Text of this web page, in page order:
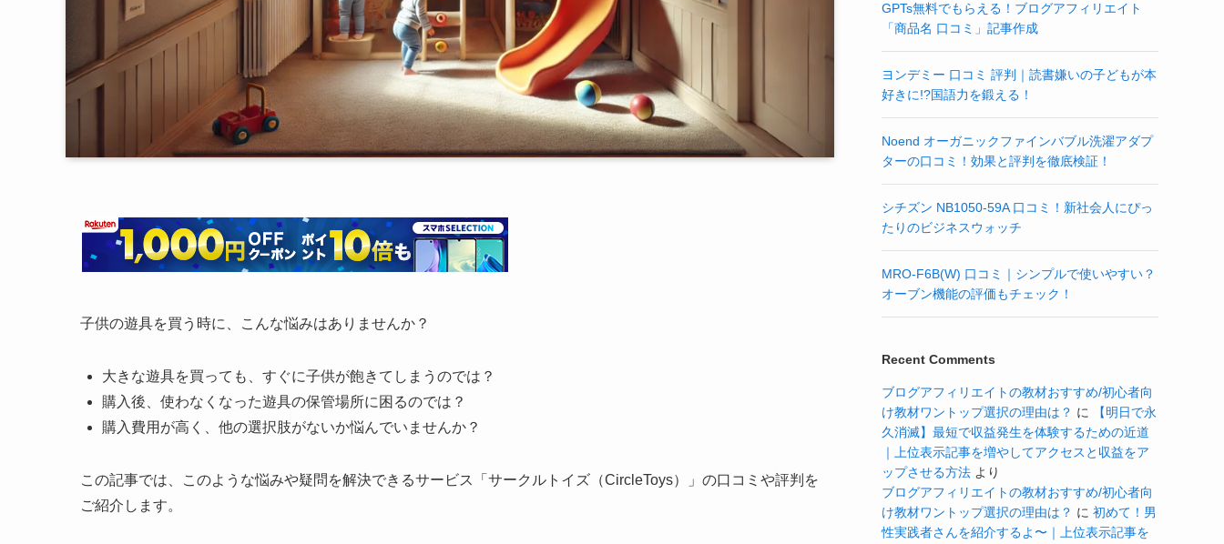
子供の遊具を買う時に、こんな悩みはありませんか？
大きな遊具を買っても、すぐに子供が飽きてしまうのでは？
購入後、使わなくなった遊具の保管場所に困るのでは？
購入費用が高く、他の選択肢がないか悩んでいませんか？
この記事では、このような悩みや疑問を解決できるサービス「サークルトイズ（CircleToys）」の口コミや評判を
ご紹介します。
GPTs無料でもらえる！ブログアフィリエイト
「商品名 口コミ」記事作成
ヨンデミー 口コミ 評判｜読書嫌いの子どもが本
好きに!?国語力を鍛える！
Noend オーガニックファインバブル洗濯アダプ
ターの口コミ！効果と評判を徹底検証！
シチズン NB1050-59A 口コミ！新社会人にぴっ
たりのビジネスウォッチ
MRO-F6B(W) 口コミ｜シンプルで使いやすい？
オーブン機能の評価もチェック！
Recent Comments
ブログアフィリエイトの教材おすすめ/初心者向
け教材ワントップ選択の理由は？ に
【明日で永
久消滅】最短で収益発生を体験するための近道
｜上位表示記事を増やしてアクセスと収益をア
ップさせる方法 より
ブログアフィリエイトの教材おすすめ/初心者向
け教材ワントップ選択の理由は？ に 初めて！男
性実践者さんを紹介するよ〜｜上位表示記事を